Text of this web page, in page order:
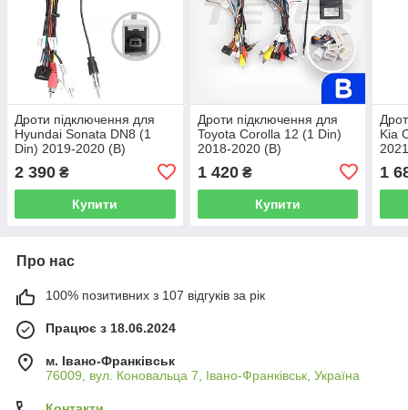
Дроти підключення для
Hyundai Sonata DN8 (1
Din) 2019-2020 (B)
2 390 ₴
Купити
Дроти підключення для
Toyota Corolla 12 (1 Din)
2018-2020 (B)
1 420₴
Купити
Kia
1
Про нас
100% позитивних з 107 відгуків за рік
Працює з 18.06.2024
м. Івано-Франківськ
76009, вул. Коновальца 7, Івано-Франківськ, Україна